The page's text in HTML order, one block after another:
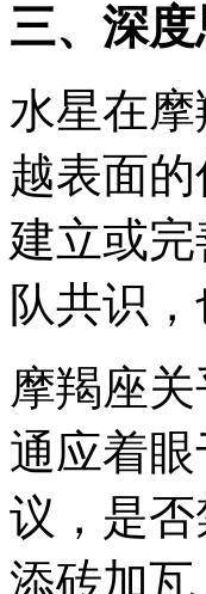
三、深
水星在
越表面
建立或
队共识
摩羯座
通应着
议，是
添砖加